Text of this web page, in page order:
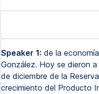
Speaker 1: de la
González. Hoy se dieron
de diciembre de la
crecimiento del Producto